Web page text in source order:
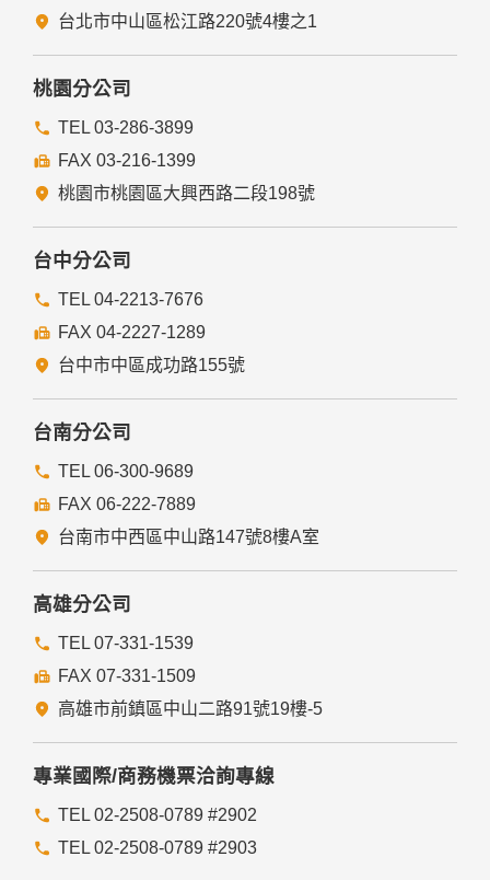
五、與第三人共用個人資料之政策
本網站絕不會提供、交換、出租或出售任何您的個人資料給其
他個人、團體、私人企業或公務機關，但有法律依據或合約義
務者，不在此限。
前項但書之情形包括不限於：
經由您書面同意。
法律明文規定。
與公務機關或學術研究機構合作，基於公共利益為統計或學術
研究而有必要，且資料經過提供者處理或蒐集者依其揭露方式
無從識別特定之當事人。
當您在網站的行為，違反服務條款或可能損害或妨礙網站與其
揭露您的個人資料是為了辨識、聯絡或採取法律行動所必要
者。
本網站委託廠商協助蒐集、處理或利用您的個人資料時，將對
委外廠商或個人善盡監督管理之責。
六、Cookie之使用
為了提供您最佳的服務，本網站會在您的電腦中放置並取用我
們的Cookie，若您不願接受Cookie的寫入，您可在您使用的
瀏覽器功能項中設定隱私權等級為高，即可拒絕Cookie的寫
七、隱私權保護政策之修正
款將刊登於網站上。
台北市中山區松江路220號4樓之1
桃園分公司
TEL 03-286-3899
FAX 03-216-1399
桃園市桃園區大興西路二段198號
台中分公司
TEL 04-2213-7676
FAX 04-2227-1289
台中市中區成功路155號
台南分公司
TEL 06-300-9689
FAX 06-222-7889
台南市中西區中山路147號8樓A室
高雄分公司
TEL 07-331-1539
FAX 07-331-1509
高雄市前鎮區中山二路91號19樓-5
專業國際/商務機票洽詢專線
TEL 02-2508-0789 #2902
TEL 02-2508-0789 #2903